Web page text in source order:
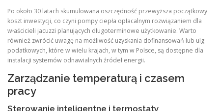
Po około 30 latach skumulowana oszczędność przewyższa początkowy
koszt inwestycji, co czyni pompy ciepła opłacalnym rozwiązaniem dla
właścicieli jacuzzi planujących długoterminowe użytkowanie. Warto
również zwrócić uwagę na możliwość uzyskania dofinansowań lub ulg
podatkowych, które w wielu krajach, w tym w Polsce, są dostępne dla
instalacji systemów odnawialnych źródeł energii.
Zarządzanie temperaturą i czasem
pracy
Sterowanie inteligentne i termostaty